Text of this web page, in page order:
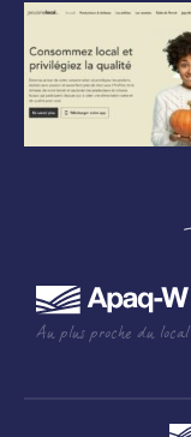
Au plus proche du local